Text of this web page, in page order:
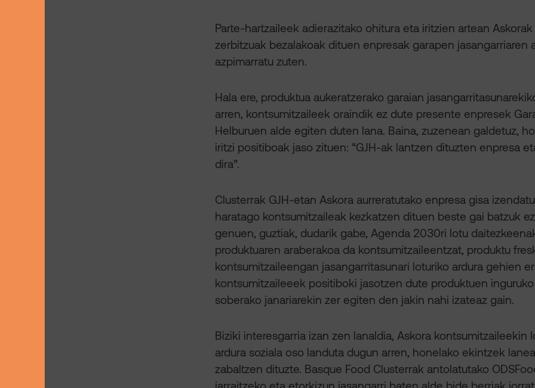
Parte-hartzaileek adierazitako ohitura eta iritzien artean
zerbitzuak bezalakoak dituen enpresak garapen jasangarriaren
azpimarratu zuten.
Hala ere, produktua aukeratzerako garaian
arren, kontsumitzaileek oraindik ez dute presente enpresek
Helburuen alde egiten duten lana. Baina, zuzenean galdetuz,
iritzi positiboak jaso zituen: “GJH-ak lantzen dituzten enpresa
dira”.
Clusterrak GJH-etan Askora aurreratutako enpresa gisa
haratago kontsumitzaileak kezkatzen dituen beste gai batzuk
genuen, guztiak, dudarik gabe, Agenda 2030ri lotu
produktuaren araberakoa da kontsumitzaileentzat, produktu
kontsumitzaileengan jasangarritasunari loturiko ardura gehien
kontsumitzaileeek positiboki jasotzen dute produktuen
soberako janariarekin zer egiten den jakin nahi izateaz gain.
Biziki interesgarria izan zen lanaldia, Askora kontsumitzaileekin
ardura soziala oso landuta dugun arren, honelako ekintzek
zabaltzen dituzte. Basque Food Clusterrak antolatutako
jarraitzeko eta etorkizun jasangarri baten alde bide berriak